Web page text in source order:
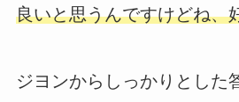
良いと思うんですけどね、
ジヨンからしっかりとした